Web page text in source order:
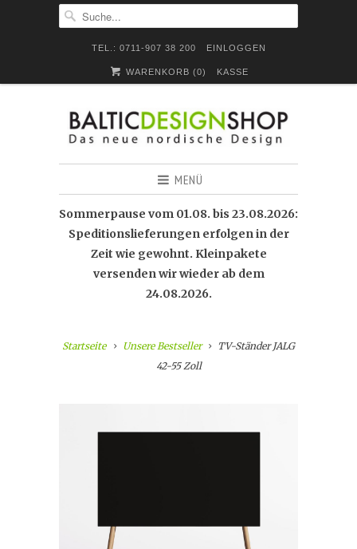
TEL.: 0711-907 38 200 EINLOGGEN
WARENKORB (0) KASSE
MENÜ
Sommerpause vom 01.08. bis 23.08.2026:
Speditionslieferungen erfolgen in der
Zeit wie gewohnt. Kleinpakete
versenden wir wieder ab dem
24.08.2026.
Startseite Unsere Bestseller
TV-Ständer JALG
42-55 Zoll